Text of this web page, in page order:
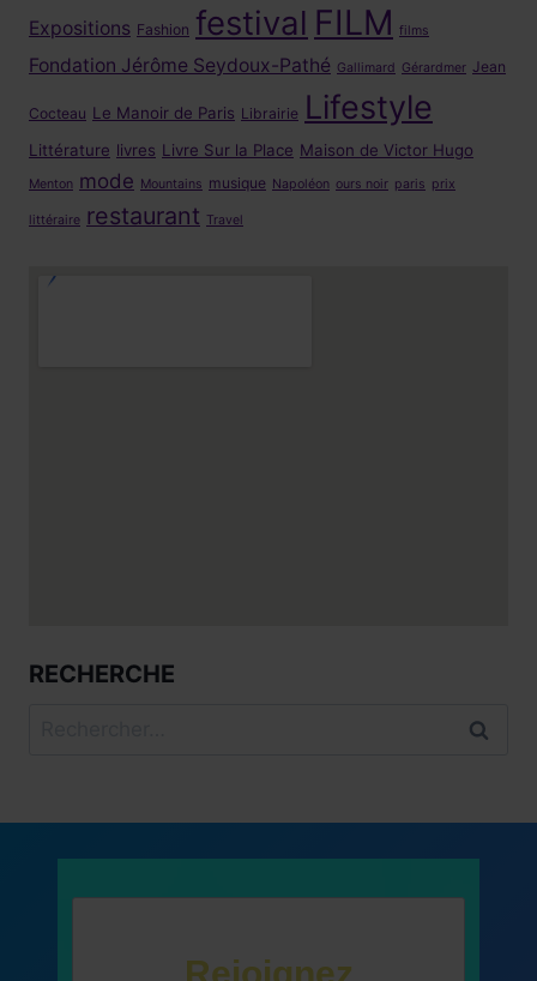
Expositions Fashion festival FILM films
Fondation Jérôme Seydoux-Pathé Gallimard Gérardmer Jean
Cocteau Le Manoir de Paris Librairie Lifestyle
Littérature livres Livre Sur la Place Maison de Victor Hugo
Menton mode Mountains musique Napoléon ours noir paris prix
littéraire restaurant Travel
RECHERCHE
Rejoignez